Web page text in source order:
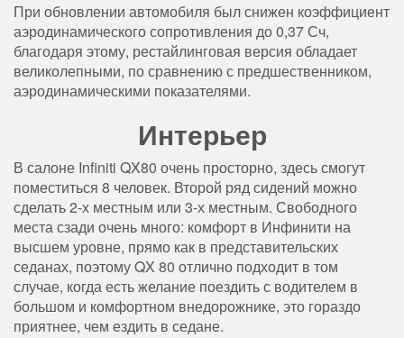
При обновлении автомобиля был снижен коэффициент
аэродинамического сопротивления до 0,37 Сч,
благодаря этому, рестайлинговая версия обладает
великолепными, по сравнению с предшественником,
аэродинамическими показателями.
Интерьер
В салоне Infiniti QX80 очень просторно, здесь смогут
поместиться 8 человек. Второй ряд сидений можно
сделать 2-х местным или 3-х местным. Свободного
места сзади очень много: комфорт в Инфинити на
высшем уровне, прямо как в представительских
седанах, поэтому QX 80 отлично подходит в том
случае, когда есть желание поездить с водителем в
большом и комфортном внедорожнике, это гораздо
приятнее, чем ездить в седане.